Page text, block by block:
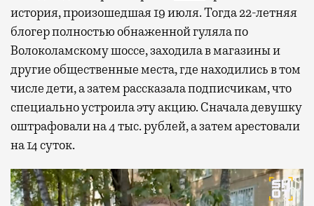
история, произошедшая 19 июля. Тогда 22-летняя
блогер полностью обнаженной гуляла по
Волоколамскому шоссе, заходила в магазины и
другие общественные места, где находились в том
числе дети, а затем рассказала подписчикам, что
специально устроила эту акцию. Сначала девушку
оштрафовали на 4 тыс. рублей, а затем арестовали
на 14 суток.